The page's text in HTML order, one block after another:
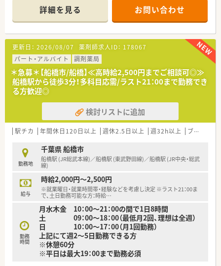
■静かな住宅街にある落ち着いた雰囲気の薬局です。
■千葉県船橋市に1店舗のみの展開、異動はありません！腰を据
えてご就業いただけます。
■ベテランの方も在籍され、定着率の良さが魅力です。
詳細を見る お問い合わせ
更新日： 2026/08/07 薬剤師求人ID： 178067
パート・アルバイト
調剤薬局
＊急募＊【船橋市/船橋】≪高時給2,500円までご相談可◎≫
船橋駅から徒歩3分！多科目応需/ラスト21：00まで勤務でき
る方歓迎◎
検討リストに追加
駅チカ 年間休日120日以上 週休2.5日以上 週32h以上 ブランク可
勤務地
千葉県 船橋市
船橋駅 (JR総武本線)／船橋駅 (東武野田線)／船橋駅 (JR中央・総武
線)
給与
時給2,000円～2,500円
※就業曜日・就業時間帯・経験などを考慮し決定 ※ラスト21：00ま
で、土日勤務可能な方：時給…
勤務
時間
月水木金 10：00～21：00の間で1日8時間
土 09：00～18：00（最低月2回、理想は全週）
日 10：00～17：00（月1回勤務）
上記にて週2～5日勤務できる方
※休憩60分
※平日は最大19：00まで勤務必須